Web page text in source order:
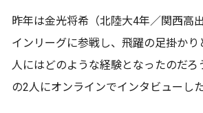
昨年は金光将希（北陸大4年／関西高
インリーグに参戦し、飛躍の足掛かり
人にはどのような経験となったのだろ
の2人にオンラインでインタビューした